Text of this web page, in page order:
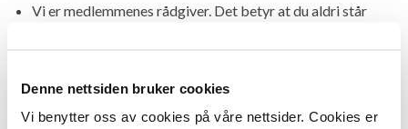
Denne nettsiden bruker cookies
Vi benytter oss av cookies på våre nettsider. Cookies er
Vi er medlemmenes rådgiver. Det betyr at du aldri står
du har rett til i henhold til vilkårene.